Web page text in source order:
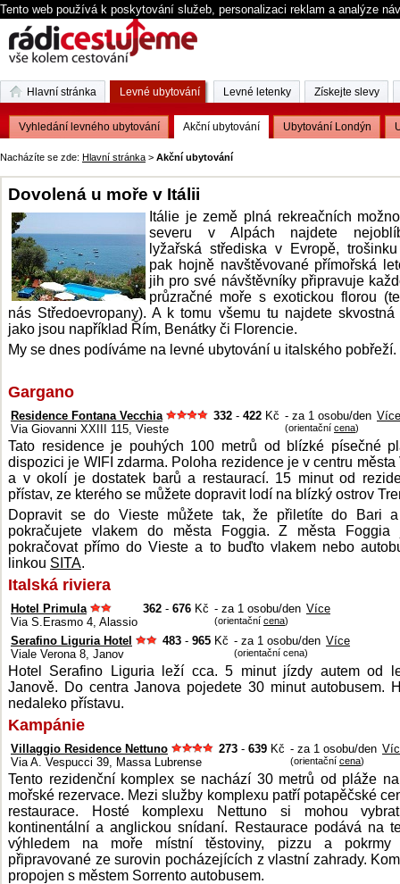
Tento web používá k poskytování služeb, personalizaci reklam a analýze
Nacházíte se zde: Hlavní stránka > Akční ubytování
Dovolená u moře v Itálii
Itálie je země plná rekreačních
severu v Alpách najdete
lyžařská střediska v Evropě,
pak hojně navštěvované přímořská
jih pro své návštěvníky připravuje
průzračné moře s exotickou florou
nás Středoevropany). A k tomu všemu tu najdete skvostná
jako jsou například Řím, Benátky či Florencie.
My se dnes podíváme na levné ubytování u italského pobřeží.
Gargano
Residence Fontana Vecchia
Via Giovanni XXIII 115, Vieste
332 - 422 Kč - za 1 osobu/den
(orientační cena)
Více
Tato residence je pouhých 100 metrů od blízké písečné
dispozici je WIFI zdarma. Poloha rezidence je v centru města
a v okolí je dostatek barů a restaurací. 15 minut od
přístav, ze kterého se můžete dopravit lodí na blízký ostrov
Dopravit se do Vieste můžete tak, že přiletíte do Bari
pokračujete vlakem do města Foggia. Z města
pokračovat přímo do Vieste a to buďto vlakem nebo
linkou SITA.
Italská riviera
Hotel Primula
Via S.Erasmo 4, Alassio
362 - 676 Kč - za 1 osobu/den
(orientační cena)
Více
Serafino Liguria Hotel
Viale Verona 8, Janov
483 - 965 Kč - za 1 osobu/den
(orientační cena)
Více
Hotel Serafino Liguria leží cca. 5 minut jízdy autem od
Janově. Do centra Janova pojedete 30 minut autobusem.
nedaleko přístavu.
Kampánie
Villaggio Residence Nettuno
Via A. Vespucci 39, Massa Lubrense
273 - 639 Kč - za 1 osobu/den
(orientační cena)
Tento rezidenční komplex se nachází 30 metrů od pláže
mořské rezervace. Mezi služby komplexu patří potapěčské
restaurace. Hosté komplexu Nettuno si mohou
kontinentální a anglickou snídaní. Restaurace podává na
výhledem na moře místní těstoviny, pizzu a
připravované ze surovin pocházejících z vlastní zahrady.
propojen s městem Sorrento autobusem.
Hlavní stránka Levné ubytování
Vyhledání levného ubytování Akční ubytování Ubytování Londýn
Levné letenky Získejte slevy